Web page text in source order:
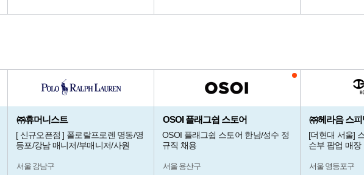
㈜휴머니스트
[ 신규오픈점 ] 폴로랄프로렌 명동/영
등포/강남 매니저/부매니저/사원
서울 강남구
OSOI 플래그쉽 스토어
OSOI 플래그쉽 스토어 한남/성수 정
규직 채용
서울 용산구
㈜헤라음 스
[더현대 서울]
슨부 팝업 매장
서울 영등포구